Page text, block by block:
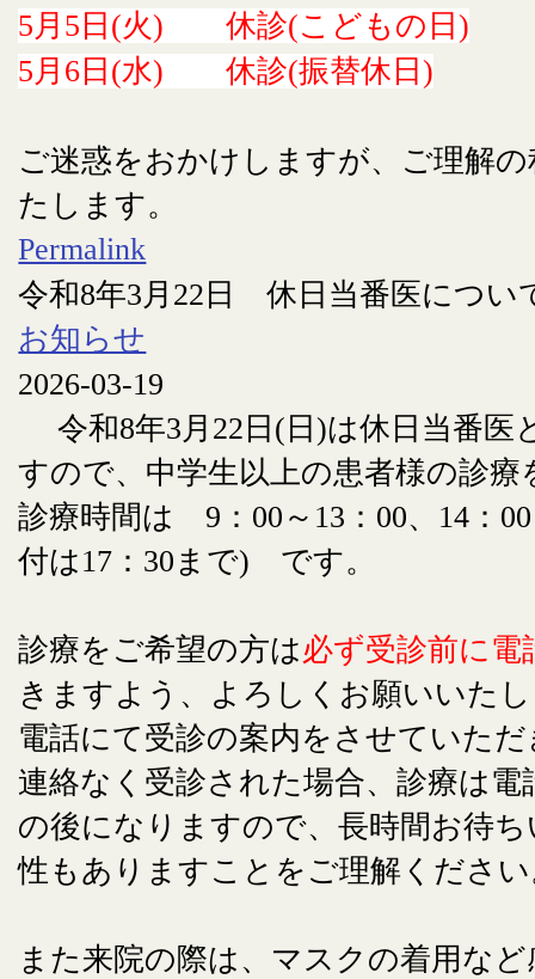
5月5日(火) 休診(こどもの日)
5月6日(水) 休診(振替休日)
ご迷惑をおかけしますが、ご理解
たします。
Permalink
令和8年3月22日 休日当番医につい
お知らせ
2026-03-19
令和8年3月22日(日)は休日当番医
すので、中学生以上の患者様の診療
診療時間は 9：00～13：00、14：
付は17：30まで) です。
診療をご希望の方は必ず受診前に電
きますよう、よろしくお願いいた
電話にて受診の案内をさせていた
連絡なく受診された場合、診療は電
の後になりますので、長時間お待
性もありますことをご理解くださ
また来院の際は、マスクの着用な